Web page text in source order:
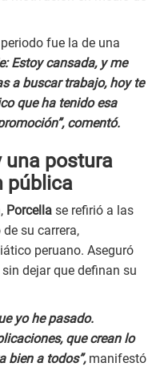
fue la de una
Estoy cansada, y me
a buscar trabajo, hoy te
que ha tenido esa
comentó.
una postura
pública
Porcella se refirió a las
su carrera,
peruano. Aseguró
dejar que definan su
yo he pasado.
que crean lo
bien a todos”, manifestó